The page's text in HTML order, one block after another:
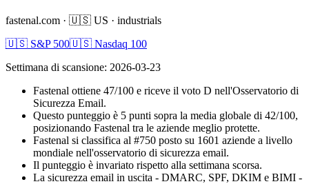
fastenal.com · 🇺🇸 US · industrials
🇺🇸 S&P 500🇺🇸 Nasdaq 100
Settimana di scansione: 2026-03-23
Fastenal ottiene 47/100 e riceve il voto D nell'Osservatorio di
Sicurezza Email.
Questo punteggio è 5 punti sopra la media globale di 42/100,
posizionando Fastenal tra le aziende meglio protette.
Fastenal si classifica al #750 posto su 1601 aziende a livello
mondiale nell'osservatorio di sicurezza email.
Il punteggio è invariato rispetto alla settimana scorsa.
La sicurezza email in uscita - DMARC, SPF, DKIM e BIMI -